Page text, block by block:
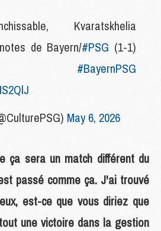
Kvaratskhelia
de Bayern/#PSG (1-1)
#BayernPSG
May 6, 2026
ça sera un match différent du
passé comme ça. J'ai trouvé
est-ce que vous diriez que
une victoire dans la gestion